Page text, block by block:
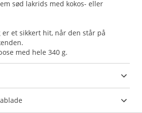
sød lakrids med kokos- eller
et sikkert hit, når den står på
med hele 340 g.